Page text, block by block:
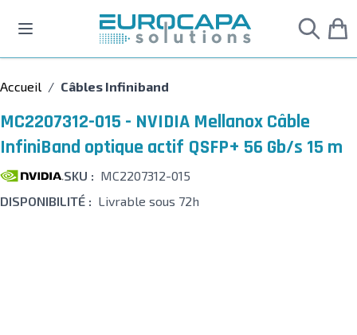
Accueil / Câbles Infiniband
MC2207312-015 - NVIDIA Mellanox Câble
InfiniBand optique actif QSFP+ 56 Gb/s 15 m
SKU : MC2207312-015
DISPONIBILITÉ : Livrable sous 72h